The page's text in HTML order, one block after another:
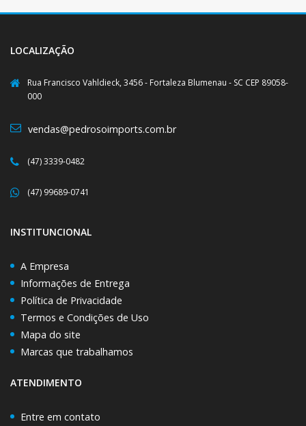
LOCALIZAÇÃO
Rua Francisco Vahldieck, 3456 - Fortaleza Blumenau - SC CEP 89058-
000
vendas@pedrosoimports.com.br
(47) 3339-0482
(47) 99689-0741
INSTITUNCIONAL
A Empresa
Informações de Entrega
Política de Privacidade
Termos e Condições de Uso
Mapa do site
Marcas que trabalhamos
ATENDIMENTO
Entre em contato